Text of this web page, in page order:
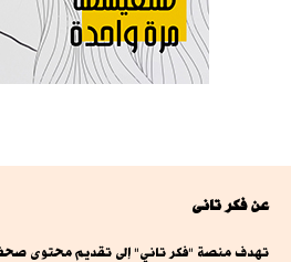
عن فكر تانى
تهدف منصة "فكر تاني" إلى تقديم محتوى